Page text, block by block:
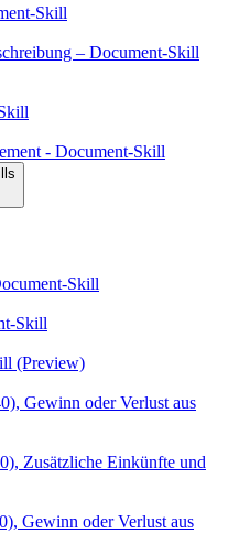
Skill
– Document-Skill
- Document-Skill
Skill
Skill
(Preview)
Gewinn oder Verlust aus
Zusätzliche Einkünfte und
Gewinn oder Verlust aus